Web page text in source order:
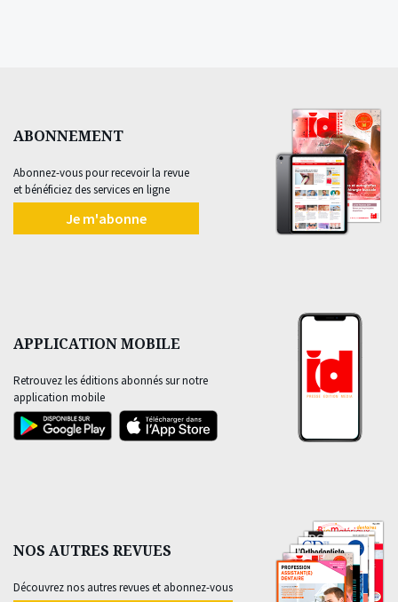
ABONNEMENT
Abonnez-vous pour recevoir la revue
et bénéficiez des services en ligne
Je m'abonne
APPLICATION MOBILE
Retrouvez les éditions abonnés sur notre
application mobile
NOS AUTRES REVUES
Découvrez nos autres revues et abonnez-vous